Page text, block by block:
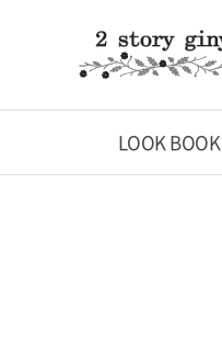
LOOK BOOK